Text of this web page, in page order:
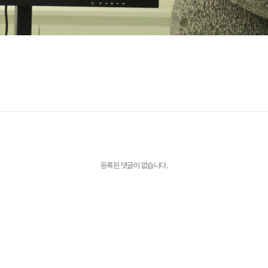
등록된 댓글이 없습니다.